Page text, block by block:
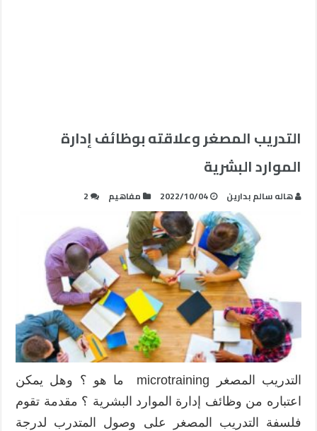
التدريب المصغر وعلاقته بوظائف إدارة
الموارد البشرية
هاله سالم بدارين 2022/10/04 مفاهيم 2
التدريب المصغر microtraining ما هو ؟ وهل يمكن
اعتباره من وظائف إدارة الموارد البشرية ؟ مقدمة تقوم
فلسفة التدريب المصغر على وصول المتدرب لدرجة